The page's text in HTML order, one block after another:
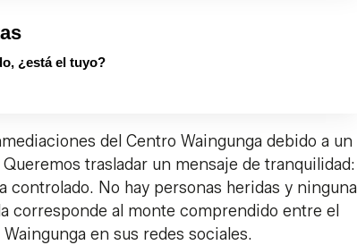
¿está el tuyo?
del Centro Waingunga debido a un
trasladar un mensaje de tranquilidad:
controlado. No hay personas heridas y ninguna
corresponde al monte comprendido entre el
en sus redes sociales.